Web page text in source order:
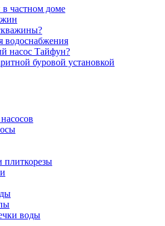
частном доме
водоснабжения
насос Тайфун?
буровой установкой
плиткорезы
воды